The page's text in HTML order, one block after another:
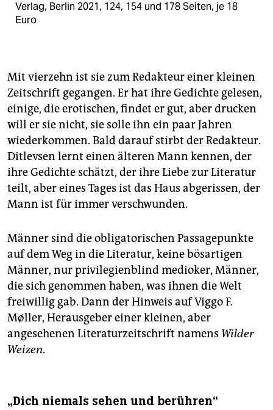
Verlag, Berlin 2021, 124, 154 und 178 Seiten, je 18
Euro
Mit vierzehn ist sie zum Redakteur einer kleinen
Zeitschrift gegangen. Er hat ihre Gedichte gelesen,
einige, die erotischen, findet er gut, aber drucken
will er sie nicht, sie solle ihn ein paar Jahren
wiederkommen. Bald darauf stirbt der Redakteur.
Ditlevsen lernt einen älteren Mann kennen, der
ihre Gedichte schätzt, der ihre Liebe zur Literatur
teilt, aber eines Tages ist das Haus abgerissen, der
Mann ist für immer verschwunden.
Männer sind die obligatorischen Passagepunkte
auf dem Weg in die Literatur, keine bösartigen
Männer, nur privilegienblind medioker, Männer,
die sich genommen haben, was ihnen die Welt
freiwillig gab. Dann der Hinweis auf Viggo F.
Møller, Herausgeber einer kleinen, aber
angesehenen Literaturzeitschrift namens Wilder
Weizen.
„Dich niemals sehen und berühren“